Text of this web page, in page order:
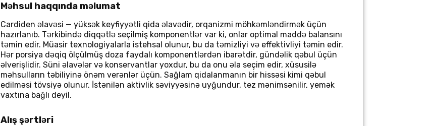
Məhsul haqqında məlumat
Cardiden əlavəsi — yüksək keyfiyyətli qida əlavədir, orqanizmi möhkəmləndirmək üçün
hazırlanıb. Tərkibində diqqətlə seçilmiş komponentlər var ki, onlar optimal maddə balansını
təmin edir. Müasir texnologiyalarla istehsal olunur, bu da təmizliyi və effektivliyi təmin edir.
Hər porsiya dəqiq ölçülmüş doza faydalı komponentlərdən ibarətdir, gündəlik qəbul üçün
əlverişlidir. Süni əlavələr və konservantlar yoxdur, bu da onu əla seçim edir, xüsusilə
məhsulların təbiliyinə önəm verənlər üçün. Sağlam qidalanmanın bir hissəsi kimi qəbul
edilməsi tövsiyə olunur. İstənilən aktivlik səviyyəsinə uyğundur, tez mənimsənilir, yemək
vaxtına bağlı deyil.
Alış şərtləri